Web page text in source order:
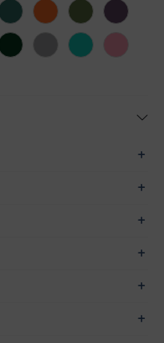
NarancsOliva Padlizsán
Sportszürke
Türkiz
Világos
rózsaszín